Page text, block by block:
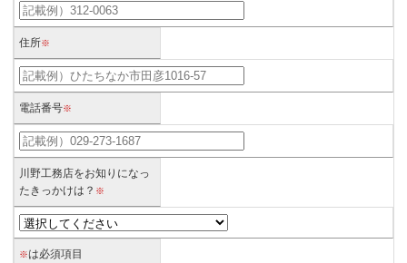
住所※
電話番号※
川野工務店をお知りになっ
たきっかけは？ ※
※は必須項目